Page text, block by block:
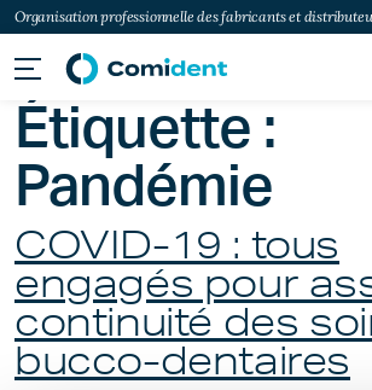
Organisation professionnelle des fabricants et
Étiquette :
Pandémie
COVID-19 : tous
engagés pour
continuité des
bucco-dentaires